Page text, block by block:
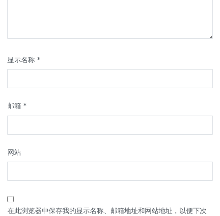
显示名称 *
邮箱 *
网站
在此浏览器中保存我的显示名称、邮箱地址和网站地址，以便下次